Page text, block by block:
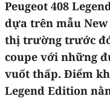
Peugeot 408
dựa trên mẫu New
thị trường trước
coupe với những
vuốt thấp. Điểm
Legend Edition